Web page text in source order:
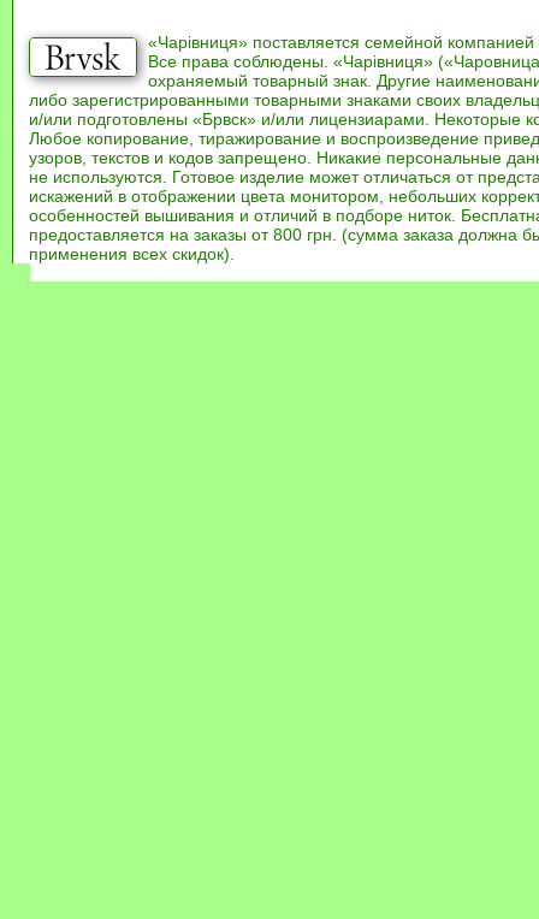
«Чарівниця» поставляется семейной компанией
Все права соблюдены. «Чарівниця»
охраняемый товарный знак. Другие
либо зарегистрированными товарными знаками своих
и/или подготовлены «Брвск» и/или лицензиарами. Некоторые
Любое копирование, тиражирование и воспроизведение
узоров, текстов и кодов запрещено. Никакие персональные
не используются. Готовое изделие может отличаться от
искажений в отображении цвета монитором, небольших
особенностей вышивания и отличий в подборе ниток.
предоставляется на заказы от 800 грн. (сумма заказа должна
применения всех скидок).